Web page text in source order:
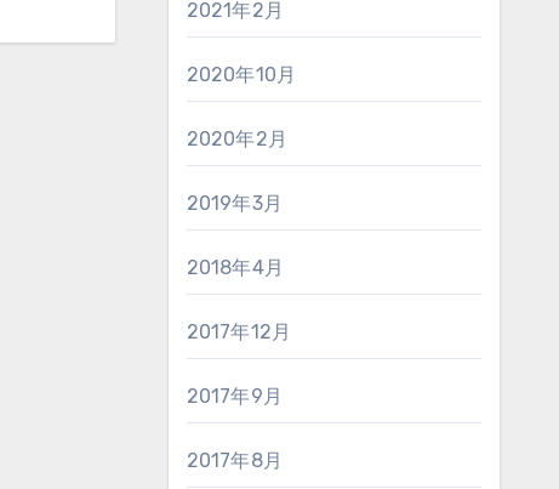
2021年2月
2020年10月
2020年2月
2019年3月
2018年4月
2017年12月
2017年9月
2017年8月